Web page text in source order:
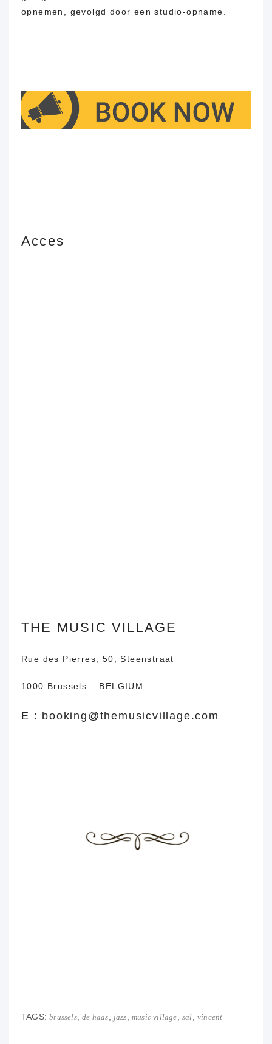
opnemen, gevolgd door een studio-opname.
Acces
THE MUSIC VILLAGE
Rue des Pierres, 50, Steenstraat
1000 Brussels – BELGIUM
E : booking@themusicvillage.com
TAGS:brussels,de haas jazz ,music village sal vincent